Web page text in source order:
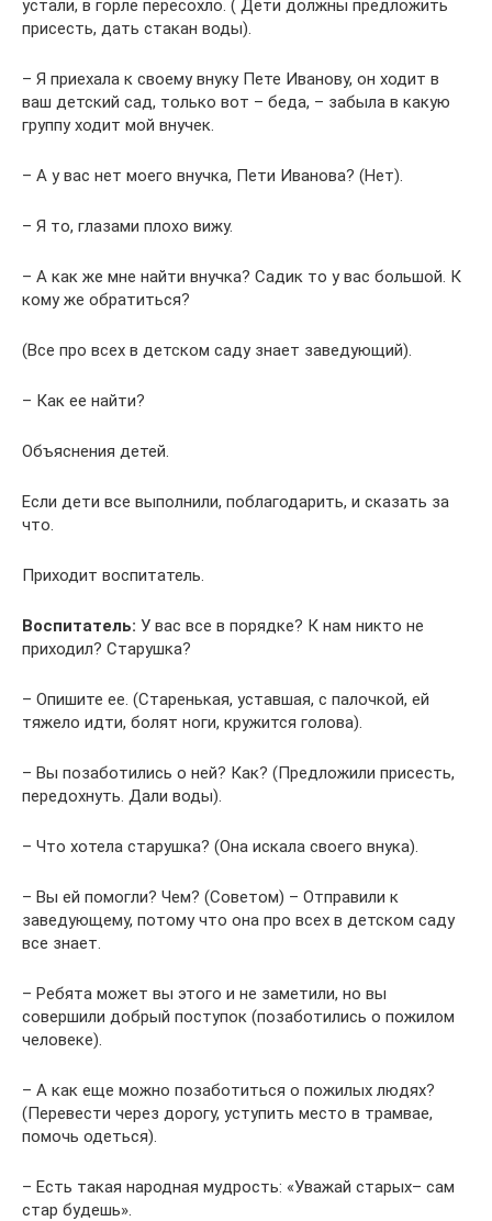
устали, в горле пересохло. ( Дети должны предложить
присесть, дать стакан воды).
– Я приехала к своему внуку Пете Иванову, он ходит в
ваш детский сад, только вот – беда, – забыла в какую
группу ходит мой внучек.
– А у вас нет моего внучка, Пети Иванова? (Нет).
– Я то, глазами плохо вижу.
– А как же мне найти внучка? Садик то у вас большой. К
кому же обратиться?
(Все про всех в детском саду знает заведующий).
– Как ее найти?
Объяснения детей.
Если дети все выполнили, поблагодарить, и сказать за
что.
Приходит воспитатель.
Воспитатель: У вас все в порядке? К нам никто не
приходил? Старушка?
– Опишите ее. (Старенькая, уставшая, с палочкой, ей
тяжело идти, болят ноги, кружится голова).
– Вы позаботились о ней? Как? (Предложили присесть,
передохнуть. Дали воды).
– Что хотела старушка? (Она искала своего внука).
– Вы ей помогли? Чем? (Советом) – Отправили к
заведующему, потому что она про всех в детском саду
все знает.
– Ребята может вы этого и не заметили, но вы
совершили добрый поступок (позаботились о пожилом
человеке).
– А как еще можно позаботиться о пожилых людях?
(Перевести через дорогу, уступить место в трамвае,
помочь одеться).
– Есть такая народная мудрость: «Уважай старых– сам
стар будешь».